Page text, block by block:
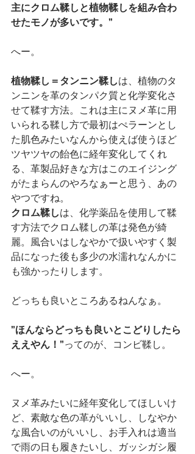
主にクロム鞣しと植物鞣しを組み合わ
せたモノが多いです。”
へー。
植物鞣し＝タンニン鞣しは、植物のタ
ンニンを革のタンパク質と化学変化さ
せて鞣す方法。これは主にヌメ革に用
いられる鞣し方で最初はぺラーンとし
た肌色みたいなんから使えば使うほど
ツヤツヤの飴色に経年変化してくれ
る、革製品好きな方はこのエイジング
がたまらんのやろなぁーと思う、あの
やつですね。
クロム鞣しは、化学薬品を使用して鞣
す方法でクロム鞣しの革は発色が綺
麗。風合いはしなやかで扱いやすく製
品になった後も多少の水濡れなんかに
も強かったりします。
どっちも良いところあるねんなぁ。
”ほんならどっちも良いとこどりしたら
ええやん！”ってのが、コンビ鞣し。
へー。
ヌメ革みたいに経年変化してほしいけ
ど、素敵な色の革がいいし、しなやか
な風合いのがいいし、お手入れは適当
で雨の日も履きたいし、ガッシガシ履